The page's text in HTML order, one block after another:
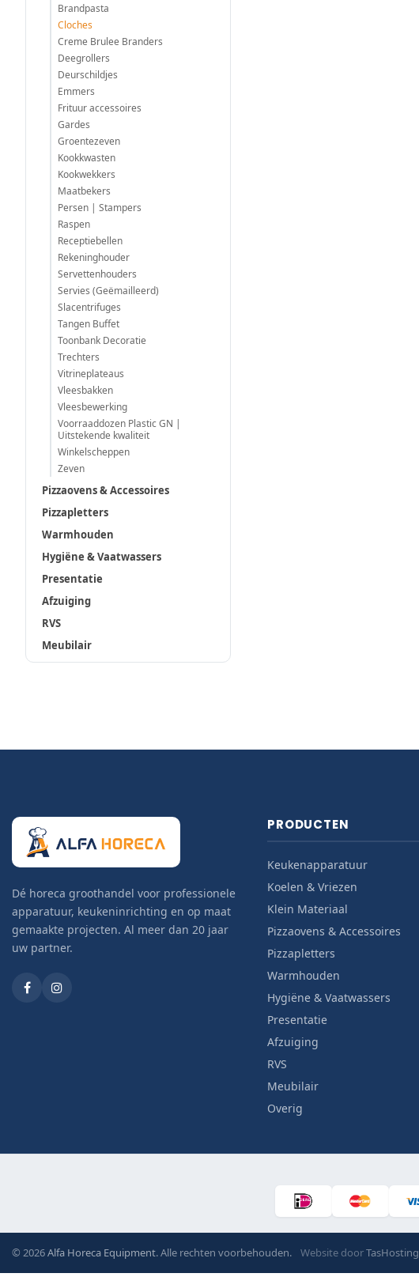
Brandpasta
Cloches
Creme Brulee Branders
Deegrollers
Deurschildjes
Emmers
Frituur accessoires
Gardes
Groentezeven
Kookkwasten
Kookwekkers
Maatbekers
Persen | Stampers
Raspen
Receptiebellen
Rekeninghouder
Servettenhouders
Servies (Geëmailleerd)
Slacentrifuges
Tangen Buffet
Toonbank Decoratie
Trechters
Vitrineplateaus
Vleesbakken
Vleesbewerking
Voorraaddozen Plastic GN |
Uitstekende kwaliteit
Winkelscheppen
Zeven
Pizzaovens & Accessoires
Pizzapletters
Warmhouden
Hygiëne & Vaatwassers
Presentatie
Afzuiging
RVS
Meubilair
Dé horeca groothandel voor professionele
apparatuur, keukeninrichting en op maat
gemaakte projecten. Al meer dan 20 jaar
uw partner.
PRODUCTEN
Keukenapparatuur
Koelen & Vriezen
Klein Materiaal
Pizzaovens & Accessoires
Pizzapletters
Warmhouden
Hygiëne & Vaatwassers
Presentatie
Afzuiging
RVS
Meubilair
Overig
© 2026Alfa Horeca Equipment. Alle rechten voorbehouden. Website doorTasHosting